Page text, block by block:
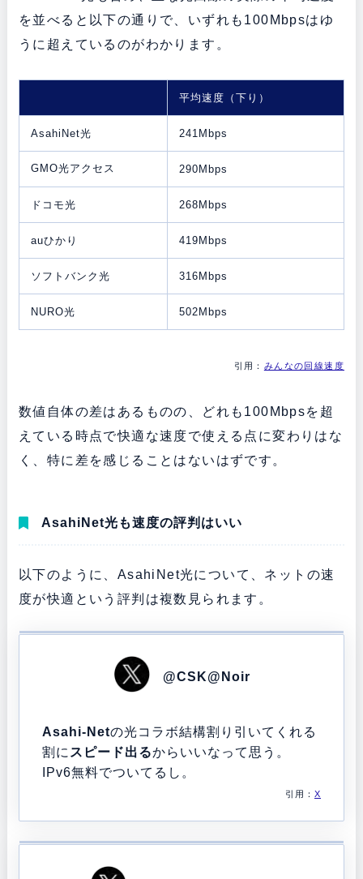
を並べると以下の通りで、いずれも100Mbpsはゆ
うに超えているのがわかります。
平均速度（下り）
AsahiNet光 241Mbps
GMO光アクセス 290Mbps
ドコモ光 268Mbps
auひかり 419Mbps
ソフトバンク光 316Mbps
NURO光 502Mbps
引用： みんなの回線速度
数値自体の差はあるものの、どれも100Mbpsを超
えている時点で快適な速度で使える点に変わりはな
く、特に差を感じることはないはずです。
AsahiNet光も速度の評判はいい
以下のように、AsahiNet光について、ネットの速
度が快適という評判は複数見られます。
@CSK@Noir
Asahi-Netの光コラボ結構割り引いてくれる
割に スピード出るからいいなって思う。
IPv6無料でついてるし。
引用：X